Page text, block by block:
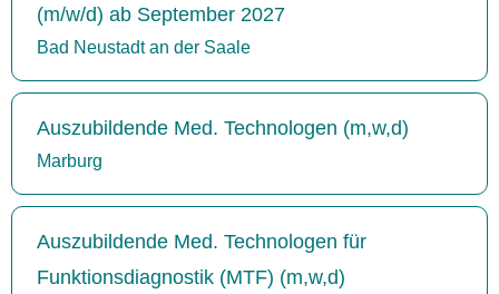
(m/w/d) ab September 2027
Bad Neustadt an der Saale
Auszubildende Med. Technologen (m,w,d)
Marburg
Auszubildende Med. Technologen für
Funktionsdiagnostik (MTF) (m,w,d)